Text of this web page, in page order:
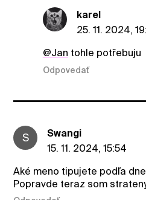
karel
25. 11. 2024,
@Jan tohle potřebuju
Odpovedať
S
Swangi
15. 11. 2024, 15:54
Aké meno tipujete podľa
Popravde teraz som